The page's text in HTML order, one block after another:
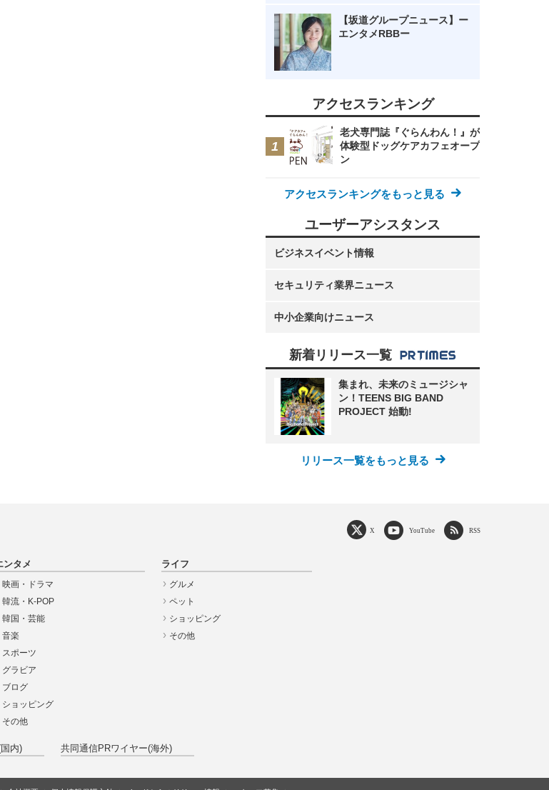
【坂道グループニュース】ー
エンタメRBBー
アクセスランキング
老犬専門誌『ぐらんわん！』が
体験型ドッグケアカフェオープ
ン
アクセスランキングをもっと見る
ユーザーアシスタンス
ビジネスイベント情報
セキュリティ業界ニュース
中小企業向けニュース
新着リリース一覧
集まれ、未来のミュージシャ
ン！TEENS BIG BAND
PROJECT 始動!
リリース一覧をもっと見る
ンタメ
映画・ドラマ
韓流・K-POP
韓国・芸能
音楽
スポーツ
グラビア
ブログ
ショッピング
その他
ライフ
グルメ
ペット
ショッピング
その他
内) 共同通信PRワイヤー(海外)
X YouTube RSS